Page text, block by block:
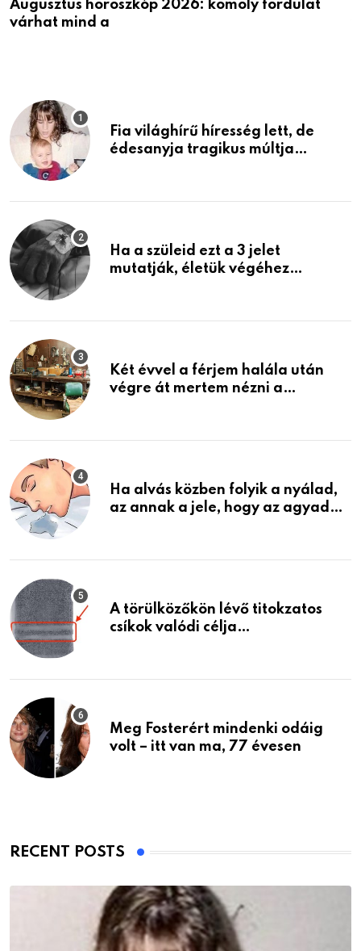
Augusztus horoszkóp 2026: komoly fordulat
várhat mind a
Fia világhírű híresség lett, de
édesanyja tragikus múltja
Ha a szüleid ezt a 3 jelet
mutatják, életük végéhez
Két évvel a férjem halála után
végre át mertem nézni a
életemet
Ha alvás közben folyik a nyálad,
az annak a jele, hogy az agyad…
A törülközőkön lévő titokzatos
csíkok valódi célja…
Meg Fosterért mindenki odáig
volt – itt van ma, 77 évesen
RECENT POSTS